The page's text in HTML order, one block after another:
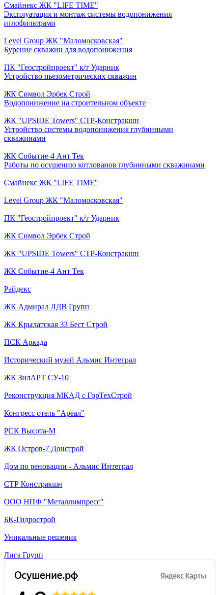
Смайнекс ЖК "LIFE TIME"
Эксплуатация и монтаж системы водопонижения
иглофильтрами
Level Group ЖК "Маломосковская"
Бурение скважин для водопонижения
ПК "Геостройпроект" к/т Ударник
Устройство пьезометрических скважин
ЖК Символ Эрбек Строй
Водопонижение на строительном объекте
ЖК "UPSIDE Towers" СТР-Констракшн
Устройство системы водопонижения глубинными
скважинами
ЖК Событие-4 Ант Тек
Работы по осушению котлованов глубинными скважинами
Смайнекс ЖК "LIFE TIME"
Level Group ЖК "Маломосковская"
ПК "Геостройпроект" к/т Ударник
ЖК Символ Эрбек Строй
ЖК "UPSIDE Towers" СТР-Констракшн
ЖК Событие-4 Ант Тек
Райдекс
ЖК Адмирал ЛДВ Групп
ЖК Крылатская 33 Бест Строй
ПСК Аркада
Исторический музей Альмис Интеграл
ЖК ЗилАРТ СУ-10
Реконструкция МКАД с ГорТехСтрой
Конгресс отель "Ареал"
РСК Высота-М
ЖК Остров-7 Донстрой
Дом по реновации - Альмис Интеграл
СТР Констракшн
ООО НПФ "Металлимпресс"
БК-Гидрострой
Уникальные решения
Лига Групп